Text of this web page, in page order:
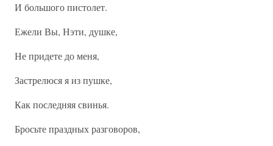
И большого пистолет.
Ежели Вы, Нэти, душке,
Не придете до меня,
Застрелюся я из пушке,
Как последняя свинья.
Бросьте праздных разговоров,